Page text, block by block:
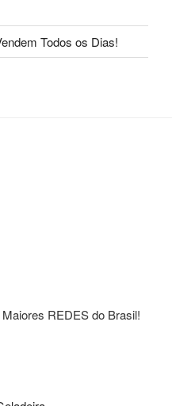
Todos os Dias!
REDES do Brasil!